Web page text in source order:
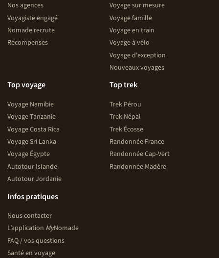
Nos agences
Voyagiste engagé
Nomade recrute
Récompenses
Voyage sur mesure
Voyage famille
Voyage en train
Voyage à vélo
Voyage d'exception
Nouveaux voyages
Top voyage
Voyage Namibie
Voyage Tanzanie
Voyage Costa Rica
Voyage Sri Lanka
Voyage Égypte
Autotour Islande
Autotour Jordanie
Top trek
Trek Pérou
Trek Népal
Trek Écosse
Randonnée France
Randonnée Cap-Vert
Randonnée Madère
Infos pratiques
Nous contacter
L’application MyNomade
FAQ / vos questions
Santé en voyage